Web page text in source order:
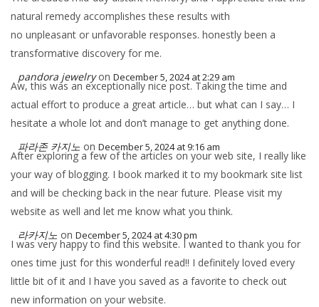
natural remedy accomplishes these results with
no unpleasant or unfavorable responses. honestly been a
transformative discovery for me.
pandora jewelry on December 5, 2024 at 2:29 am
Aw, this was an exceptionally nice post. Taking the time and
actual effort to produce a great article… but what can I say… I
hesitate a whole lot and don’t manage to get anything done.
파라존 카지노 on December 5, 2024 at 9:16 am
After exploring a few of the articles on your web site, I really like
your way of blogging. I book marked it to my bookmark site list
and will be checking back in the near future. Please visit my
website as well and let me know what you think.
라카지노 on December 5, 2024 at 4:30 pm
I was very happy to find this website. I wanted to thank you for
ones time just for this wonderful read!! I definitely loved every
little bit of it and I have you saved as a favorite to check out
new information on your website.